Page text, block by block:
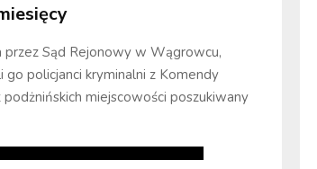
przez Sąd Rejonowy w Wągrowcu,
go policjanci kryminalni z Komendy
miejscowości poszukiwany